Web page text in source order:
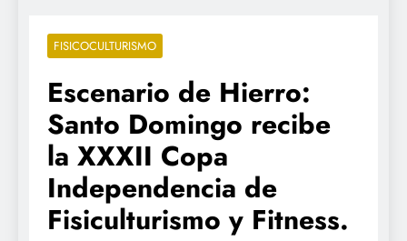
FISICOCULTURISMO
Escenario de Hierro:
Santo Domingo recibe
la XXXII Copa
Independencia de
Fisiculturismo y Fitness.